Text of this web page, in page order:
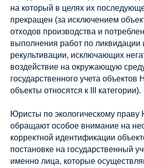
на который в целях их
прекращен (за исключением
отходов производства и
выполнения работ по ликвидации
рекультивации, исключающих
воздействие на окружающую
государственного учета
объекты относятся к III категории).
Юристы по экологическому
обращают особое внимание на
корректной идентификации
постановке на государственный
именно лица, которые